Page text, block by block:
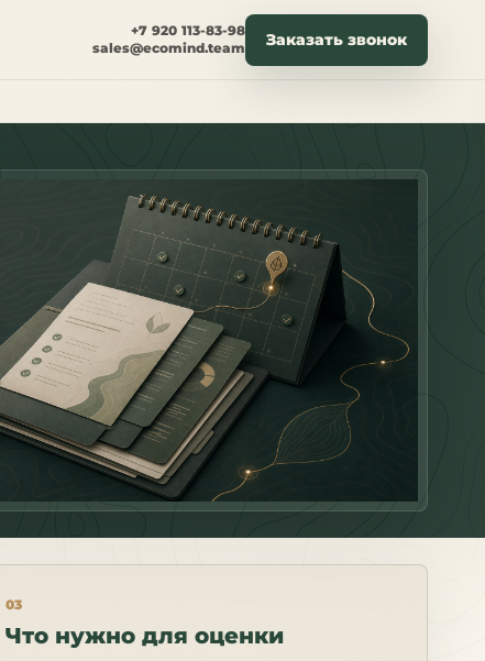
+7 920 113-83-98
sales@ecomind.team
Заказать звонок
03
Что нужно для оценки